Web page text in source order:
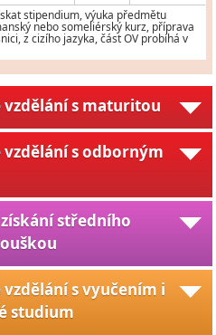
stipendium, výuka předmětu
nebo someliérský kurz, příprava
z cizího jazyka, část OV probíhá v
s maturitou
s odborným
středního
s vyučením i
studium